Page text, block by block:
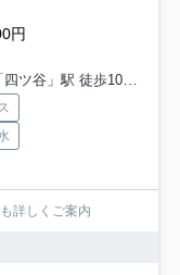
円
ツ谷」駅 徒歩10分
詳しくご案内